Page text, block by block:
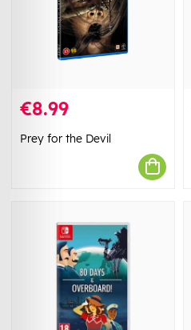
€8.99
Prey for the Devil